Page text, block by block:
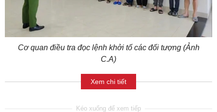
Cơ quan điều tra đọc lệnh khởi tố các đối tượng (Ảnh
C.A)
Xem chi tiết